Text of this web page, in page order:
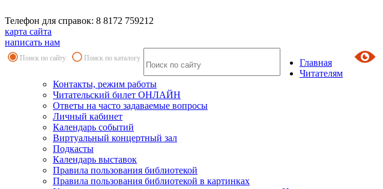
Телефон для справок: 8 8172 759212
карта сайта
написать нам
Поиск по сайту Поиск по каталогу
Главная
Читателям
Контакты, режим работы
Читательский билет ОНЛАЙН
Ответы на часто задаваемые вопросы
Личный кабинет
Календарь событий
Виртуальный концертный зал
Подкасты
Календарь выставок
Правила пользования библиотекой
Правила пользования библиотекой в картинках